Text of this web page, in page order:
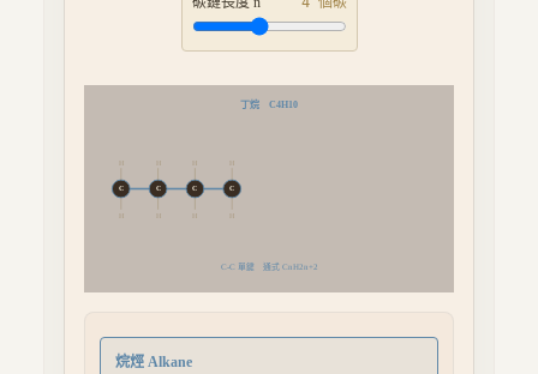
丁烷 C4H10
C
H
C
H
C
H
C
H
C-C 單鍵通式 CnH2n+2
烷烴 Alkane